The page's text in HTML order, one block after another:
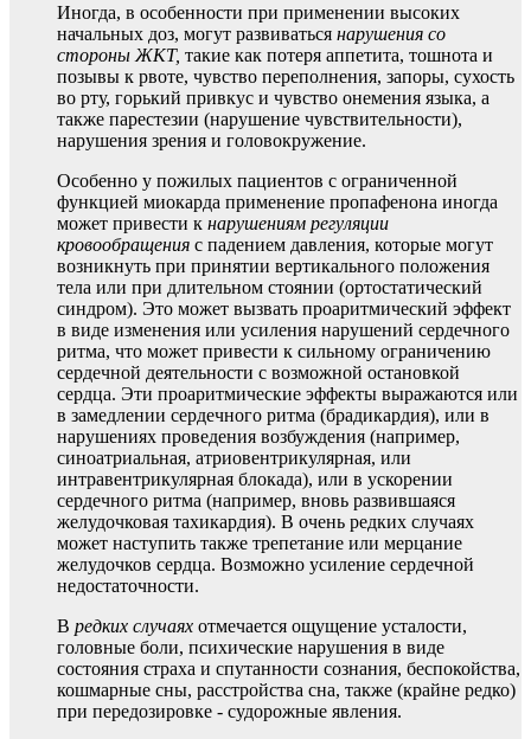
Иногда, в особенности при применении высоких
начальных доз, могут развиваться нарушения со
стороны ЖКТ, такие как потеря аппетита, тошнота и
позывы к рвоте, чувство переполнения, запоры, сухость
во рту, горький привкус и чувство онемения языка, а
также парестезии (нарушение чувствительности),
нарушения зрения и головокружение.
Особенно у пожилых пациентов с ограниченной
функцией миокарда применение пропафенона иногда
может привести к нарушениям регуляции
кровообращения с падением давления, которые могут
возникнуть при принятии вертикального положения
тела или при длительном стоянии (ортостатический
синдром). Это может вызвать проаритмический эффект
в виде изменения или усиления нарушений сердечного
ритма, что может привести к сильному ограничению
сердечной деятельности с возможной остановкой
сердца. Эти проаритмические эффекты выражаются или
в замедлении сердечного ритма (брадикардия), или в
нарушениях проведения возбуждения (например,
синоатриальная, атриовентрикулярная, или
интравентрикулярная блокада), или в ускорении
сердечного ритма (например, вновь развившаяся
желудочковая тахикардия). В очень редких случаях
может наступить также трепетание или мерцание
желудочков сердца. Возможно усиление сердечной
недостаточности.
В редких случаях отмечается ощущение усталости,
головные боли, психические нарушения в виде
состояния страха и спутанности сознания, беспокойства,
кошмарные сны, расстройства сна, также (крайне редко)
при передозировке - судорожные явления.